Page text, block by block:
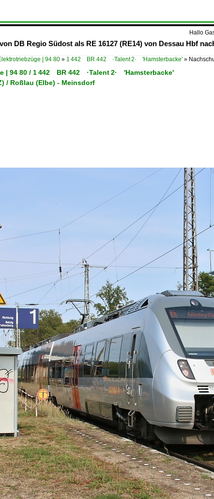
Hallo
DB Regio Südost als RE 16127 (RE14) von Dessau Hbf
| 94 80 » 1 442 BR 442 ·Talent 2· 'Hamsterbacke' »
| 94 80 / 1 442 BR 442 ·Talent 2· 'Hamsterbacke'
/ Roßlau (Elbe) - Meinsdorf